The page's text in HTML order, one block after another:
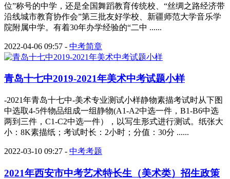
位”称号的中学，还是全国舞蹈教育传统校、“丝绸之路经济带
沿线城市教育协作会”第三批友好学校、新疆师范大学音乐学
院附属中学。有着30年办学经验的“二中 ......
2022-04-06 09:57 - 中考简章
青岛十七中2019-2021年美术中考试题小样
-2021年青岛十七中-美术专业测试小样静物素描考试时从下图
中选取4-5件物品组成一组静物(A1-A2中选一件，B1-B6中选
两到三件，C1-C2中选一件），以写生形式进行测试。纸张大
小：8K素描纸；考试时长：2小时；分值：30分 ......
2022-03-10 09:27 - 中考考题
2021年西安市中考艺术特长生（美术类）招生政策